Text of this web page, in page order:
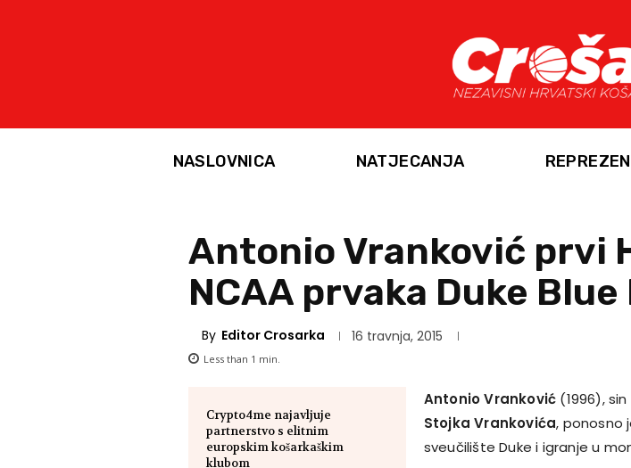
NASLOVNICA NATJECANJA
Antonio Vranković prvi
NCAA prvaka Duke Blue
By Editor Crosarka 16 travnja, 2015
Less than 1 min.
Crypto4me najavljuje
partnerstvo s elitnim
europskim košarkaškim
klubom
Antonio Vranković (1996),
Stojka Vrankovića, ponosno
sveučilište Duke i igranje u